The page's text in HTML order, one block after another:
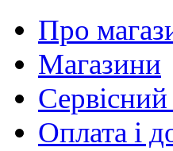
Про
Магазини
Оплата і